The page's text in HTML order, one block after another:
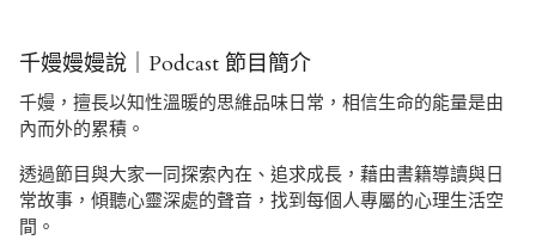
千嫚嫚嫚說｜Podcast 節目簡介
千嫚，擅長以知性溫暖的思維品味日常，相信生命的能量是由
內而外的累積。
透過節目與大家一同探索內在、追求成長，藉由書籍導讀與日
常故事，傾聽心靈深處的聲音，找到每個人專屬的心理生活空
間。